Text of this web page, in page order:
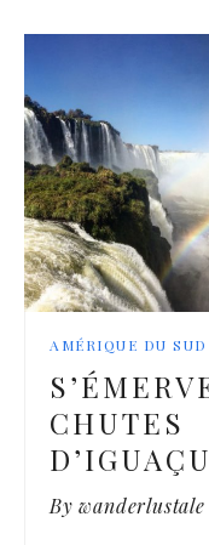
AMÉRIQUE DU SUD
CHUTES
Bywanderlustale